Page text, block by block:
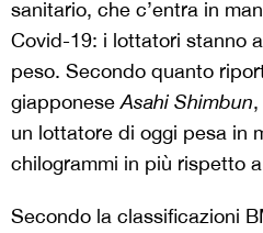
sanitario, che c’entra in
Covid-19: i lottatori stanno
peso. Secondo quanto
giapponeseAsahi Shimbun
un lottatore di oggi pesa in
chilogrammi in più rispetto
Secondo la classificazioni